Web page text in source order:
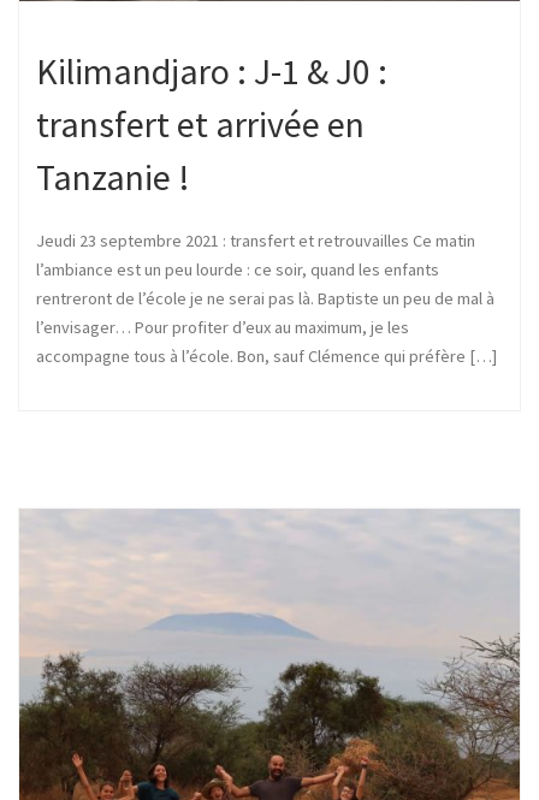
Kilimandjaro : J-1 & J0 :
transfert et arrivée en
Tanzanie !
Jeudi 23 septembre 2021 : transfert et retrouvailles Ce matin
l’ambiance est un peu lourde : ce soir, quand les enfants
rentreront de l’école je ne serai pas là. Baptiste un peu de mal à
l’envisager… Pour profiter d’eux au maximum, je les
accompagne tous à l’école. Bon, sauf Clémence qui préfère […]